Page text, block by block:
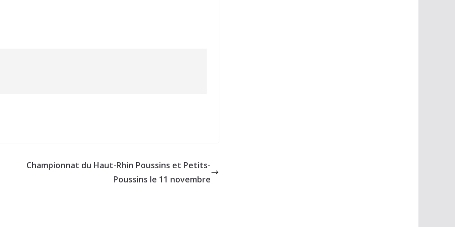
Championnat du Haut-Rhin Poussins et Petits-
Poussins le 11 novembre